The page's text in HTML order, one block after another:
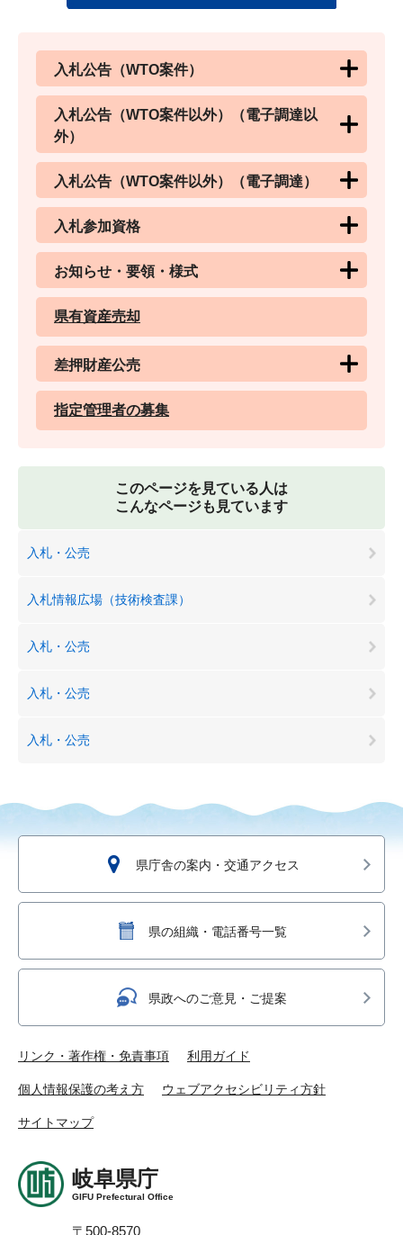
入札公告（WTO案件）
入札公告（WTO案件以外）（電子調達以
外）
入札公告（WTO案件以外）（電子調達）
入札参加資格
お知らせ・要領・様式
県有資産売却
差押財産公売
指定管理者の募集
このページを見ている人は
こんなページも見ています
入札・公売
入札情報広場（技術検査課）
入札・公売
入札・公売
入札・公売
県庁舎の案内・交通アクセス
県の組織・電話番号一覧
県政へのご意見・ご提案
リンク・著作権・免責事項 利用ガイド
個人情報保護の考え方 ウェブアクセシビリティ方針
サイトマップ
岐阜県庁
GIFU Prefectural Office
〒500-8570